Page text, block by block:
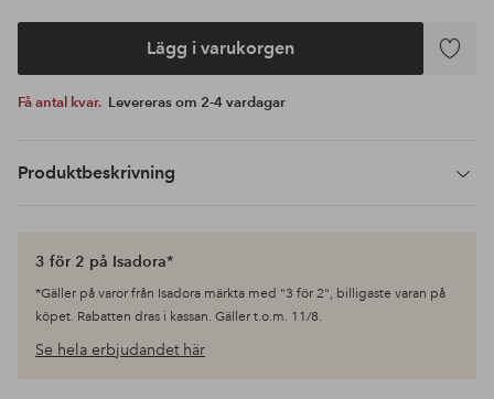
Lägg i varukorgen
Lägg
Få antal kvar. Levereras om 2-4 vardagar
Produktbeskrivning
3 för 2 på Isadora*
*Gäller på varor från Isadora märkta med "3 för 2", billigaste varan på
köpet. Rabatten dras i kassan. Gäller t.o.m. 11/8.
Se hela erbjudandet här